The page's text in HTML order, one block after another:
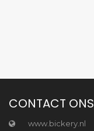
CONTACT ONS
www.bickery.nl